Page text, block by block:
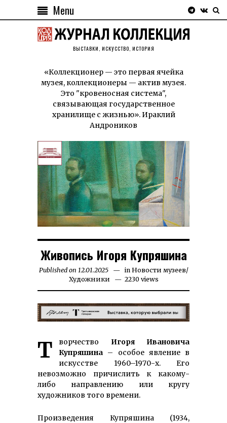
Menu
ВЫСТАВКИ, ИСКУССТВО, ИСТОРИЯ
«Коллекционер — это первая ячейка
музея, коллекционеры — актив музея.
Это "кровеносная система",
связывающая государственное
хранилище с жизнью». Ираклий
Андроников
Живопись Игоря Купряшина
Published on 12.01.202526.07.2025
in Новости музеев/
Художники
2230 views
Творчество Игоря Ивановича
Купряшина – особое явление в
искусстве 1960–1970-х. Его
невозможно причислить к какому-
либо направлению или кругу
художников того времени.
Произведения Купряшина (1934,